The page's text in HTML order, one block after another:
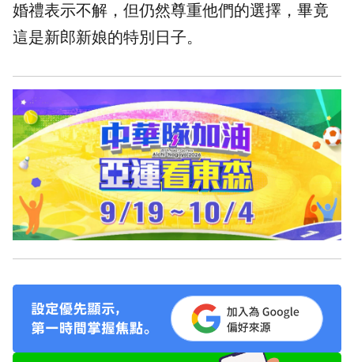
婚禮表示不解，但仍然尊重他們的選擇，畢竟
這是新郎新娘的特別日子。